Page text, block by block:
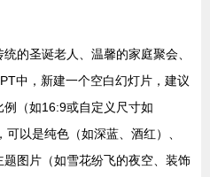
的圣诞老人、温馨的家庭聚会、
中，新建一个空白幻灯片，建议
（如16:9或自定义尺寸如
以是纯色（如深蓝、酒红）、
图片（如雪花纷飞的夜空、装饰